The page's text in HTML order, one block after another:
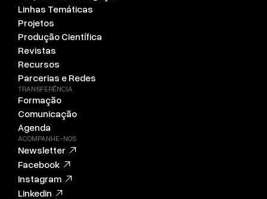
Linhas Temáticas
Projetos
Produção Científica
Revistas
Recursos
Parcerias e Redes
TRANSFERÊNCIA
Formação
Comunicação
Agenda
ACOMPANHE-NOS
Newsletter
Facebook
Instagram
Linkedin